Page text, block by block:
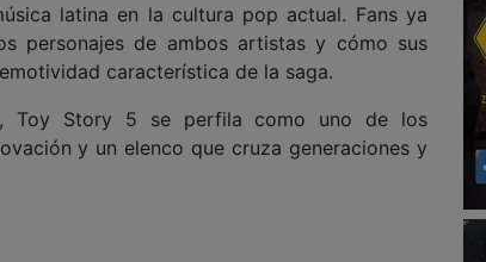
latina en la cultura pop actual. Fans ya
personajes de ambos artistas y cómo sus
característica de la saga.
Toy Story 5 se perfila como uno de los
y un elenco que cruza generaciones y